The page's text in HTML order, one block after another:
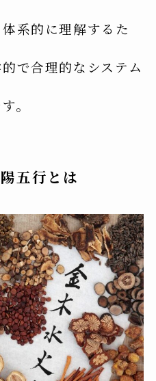
系的に理解するた
で合理的なシステム
。
五行とは